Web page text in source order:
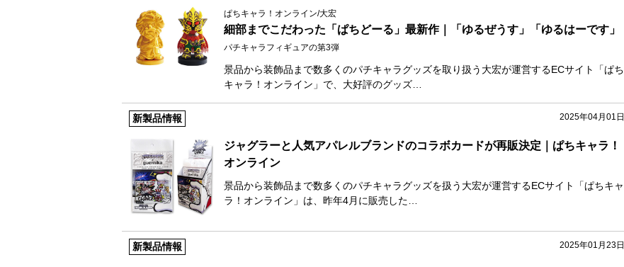
ぱちキャラ！オンライン/大宏
細部までこだわった「ぱちどーる」最新作｜「ゆるぜうす」「ゆるはーです」
パチキャラフィギュアの第3弾
景品から装飾品まで数多くのパチキャラグッズを取り扱う大宏が運営するECサイト「ぱち
キャラ！オンライン」で、大好評のグッズ…
2025年04月01日
新製品情報
ジャグラーと人気アパレルブランドのコラボカードが再販決定｜ぱちキャラ！
オンライン
景品から装飾品まで数多くのパチキャラグッズを扱う大宏が運営するECサイト「ぱちキャ
ラ！オンライン」は、昨年4月に販売した…
2025年01月23日
新製品情報